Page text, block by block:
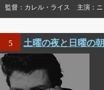
監督
カレル・ライス 主演
5 土曜の夜と日曜の朝